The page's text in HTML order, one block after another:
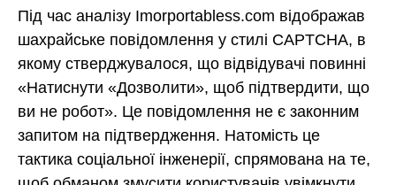
Під час аналізу Imorportabless.com відображав
шахрайське повідомлення у стилі CAPTCHA, в
якому стверджувалося, що відвідувачі повинні
«Натиснути «Дозволити», щоб підтвердити, що
ви не робот». Це повідомлення не є законним
запитом на підтвердження. Натомість це
тактика соціальної інженерії, спрямована на те,